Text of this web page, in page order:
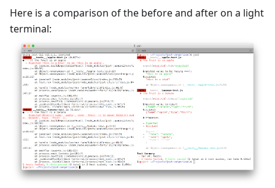
Here is a comparison of the before and after on a light
terminal: